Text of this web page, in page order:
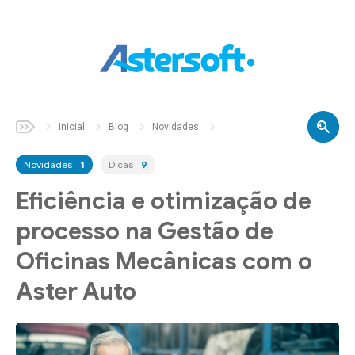
Sobre
Soluções
AsterAuto
AsterBuild
Aster Fix
AsterParts
AsterPet
Inicial Blog Novidades
Dicas 9
Novidades 1
Eficiência e otimização de
processo na Gestão de
Oficinas Mecânicas com o
Aster Auto